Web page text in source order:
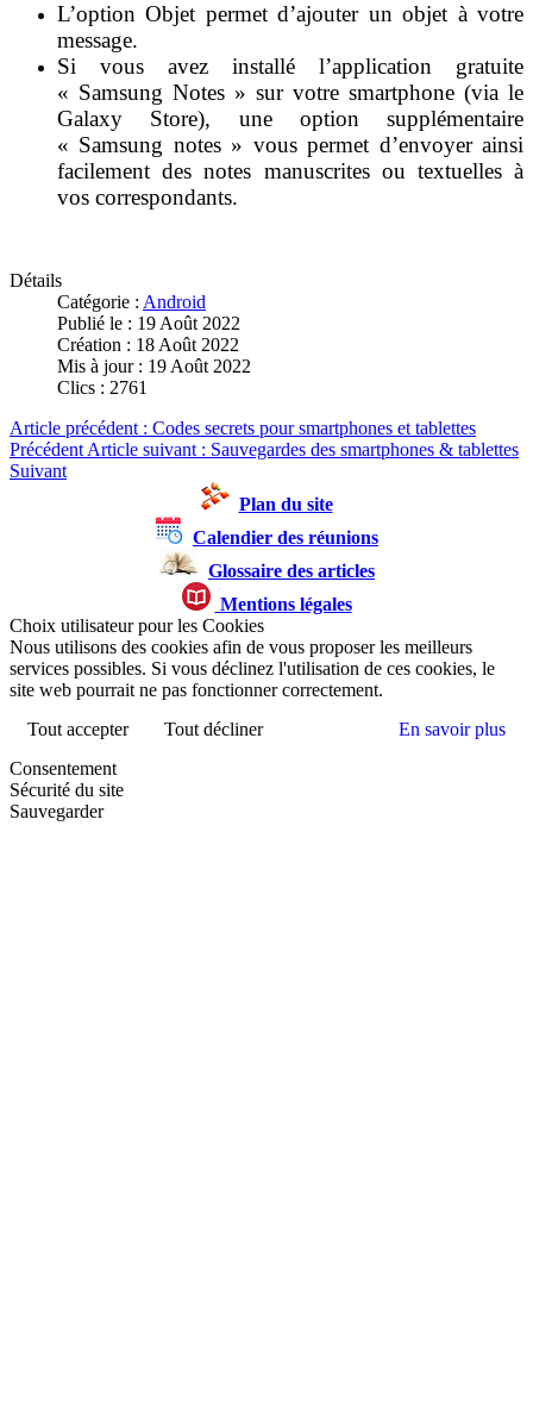
L’option Objet permet d’ajouter un objet à votre
message.
Si vous avez installé l’application gratuite
« Samsung Notes » sur votre smartphone (via le
Galaxy Store), une option supplémentaire
« Samsung notes » vous permet d’envoyer ainsi
facilement des notes manuscrites ou textuelles à
vos correspondants.
Détails
Catégorie : Android
Publié le : 19 Août 2022
Création : 18 Août 2022
Mis à jour : 19 Août 2022
Clics : 2761
Article précédent : Codes secrets pour smartphones et tablettes
Précédent Article suivant : Sauvegardes des smartphones & tablettes
Suivant
Plan du site
Calendier des réunions
Glossaire des articles
Mentions légales
Choix utilisateur pour les Cookies
Nous utilisons des cookies afin de vous proposer les meilleurs
services possibles. Si vous déclinez l'utilisation de ces cookies, le
site web pourrait ne pas fonctionner correctement.
Tout accepter
Tout décliner
En savoir plus
Consentement
Sécurité du site
Sauvegarder